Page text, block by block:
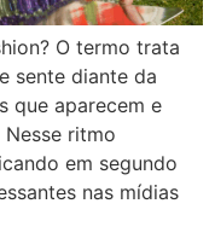
O termo trata
sente diante da
que aparecem e
ritmo
em segundo
nas mídias